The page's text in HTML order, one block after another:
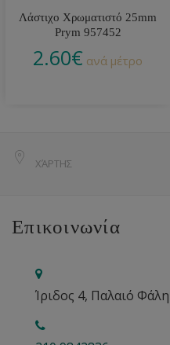
Λάστιχο Χρωματιστό 25mm
Prym 957452
2.60€ ανά μέτρο
ΧΆΡΤΗΣ
Επικοινωνία
Ίριδος 4, Παλαιό